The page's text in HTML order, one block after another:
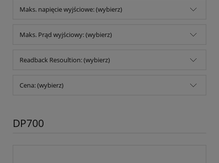
Maks. napięcie wyjściowe: (wybierz)
Maks. Prąd wyjściowy: (wybierz)
Readback Resoultion: (wybierz)
Cena: (wybierz)
DP700